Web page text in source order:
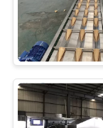
管
理
私
アイ
コー